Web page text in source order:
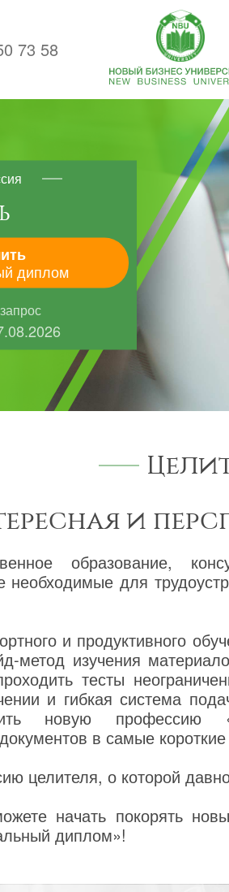
73 58
диплом
и
образование,
необходимые для
и продуктивного
метод изучения
тесты
и гибкая система
новую профессию
в самые короткие
целителя, о которой
начать покорять
диплом»!